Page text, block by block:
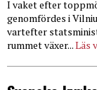
I vaket efter
genomfördes i
vartefter
rummet växer...Läs